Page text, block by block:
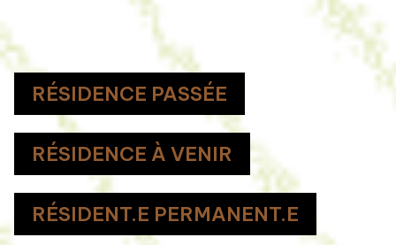
RÉSIDENCE PASSÉE
RÉSIDENCE À VENIR
RÉSIDENT.E PERMANENT.E